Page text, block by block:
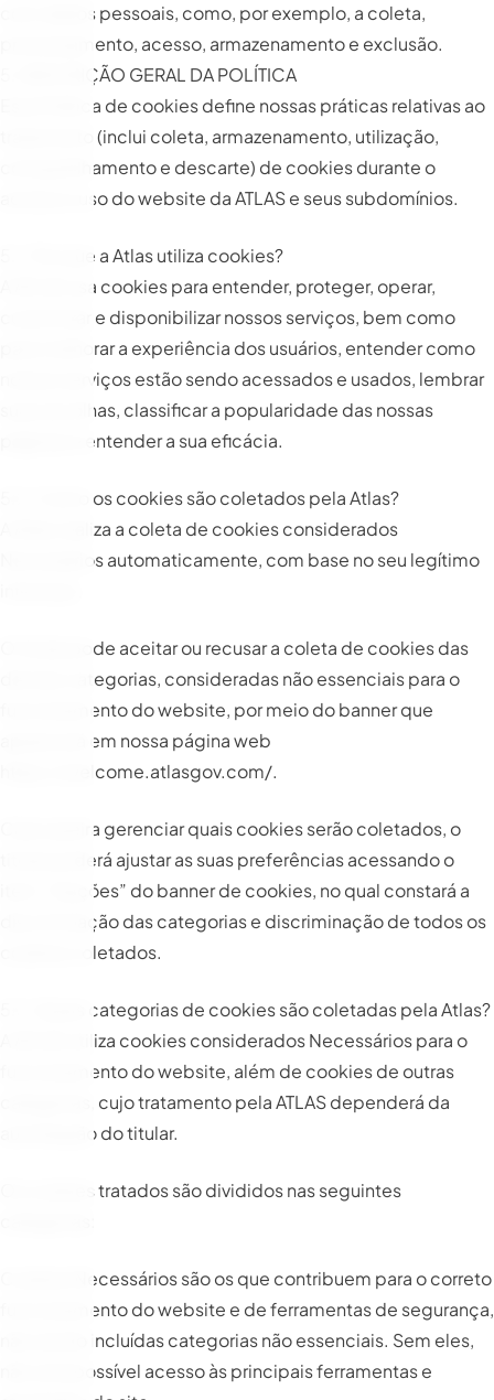
com dados pessoais, como, por exemplo, a coleta,
processamento, acesso, armazenamento e exclusão.
5. DESCRIÇÃO GERAL DA POLÍTICA
Esta Política de cookies define nossas práticas relativas ao
tratamento (inclui coleta, armazenamento, utilização,
compartilhamento e descarte) de cookies durante o
acesso e uso do website da ATLAS e seus subdomínios.
5.1. Por que a Atlas utiliza cookies?
A ATLAS usa cookies para entender, proteger, operar,
customizar e disponibilizar nossos serviços, bem como
para melhorar a experiência dos usuários, entender como
nossos serviços estão sendo acessados e usados, lembrar
suas escolhas, classificar a popularidade das nossas
páginas e entender a sua eficácia.
5.2. Como os cookies são coletados pela Atlas?
A Atlas realiza a coleta de cookies considerados
Necessários automaticamente, com base no seu legítimo
O titular pode aceitar ou recusar a coleta de cookies das
demais categorias, consideradas não essenciais para o
funcionamento do website, por meio do banner que
aparecerá em nossa página web
https://welcome.atlasgov.com/.
Caso queira gerenciar quais cookies serão coletados, o
titular poderá ajustar as suas preferências acessando o
item “Opções” do banner de cookies, no qual constará a
discriminação das categorias e discriminação de todos os
cookies coletados.
5.3. Quais categorias de cookies são coletadas pela Atlas?
A ATLAS utiliza cookies considerados Necessários para o
funcionamento do website, além de cookies de outras
categorias, cujo tratamento pela ATLAS dependerá da
autorização do titular.
Os cookies tratados são divididos nas seguintes
Cookies Necessários são os que contribuem para o correto
funcionamento do website e de ferramentas de segurança,
não sendo incluídas categorias não essenciais. Sem eles,
não será possível acesso às principais ferramentas e